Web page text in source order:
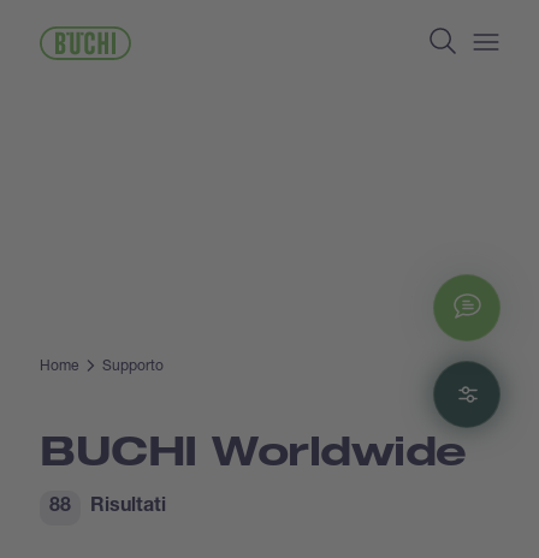
contenuto
Search
Home Supporto
BUCHI Worldwide
Risultati
88